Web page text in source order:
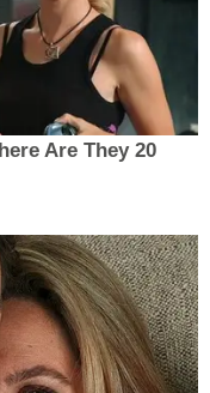
Are They 20